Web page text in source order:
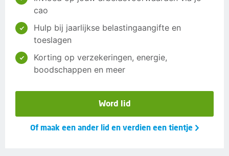
cao
Hulp bij jaarlijkse belastingaangifte en
toeslagen
Korting op verzekeringen, energie,
boodschappen en meer
Word lid
Of maak een ander lid en verdien een tientje